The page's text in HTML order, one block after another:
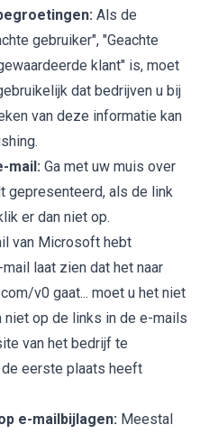
Als de
gebruiker", "Geachte
klant" is, moet
dat bedrijven u bij
van deze informatie kan
mail: Ga met uw muis over
gepresenteerd, als de link
er dan niet op.
van Microsoft hebt
laat zien dat het naar
v0 gaat... moet u het niet
op de links in de e-mails
van het bedrijf te
eerste plaats heeft
e-mailbijlagen: Meestal